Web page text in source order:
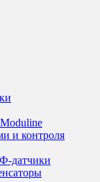
и контроля
датчики